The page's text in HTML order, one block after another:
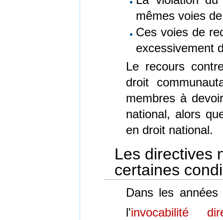
mêmes voies
Ces voies de
excessivement
Le recours
droit
membres à
national, alors
en droit national.
Les directives
certaines
Dans les
l'invocabilité